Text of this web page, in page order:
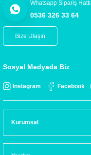
Whatsapp Sipariş Hattı
0536 326 33 64
Bize Ulaşın
Sosyal Medyada Biz
Instagram Facebook
Kurumsal